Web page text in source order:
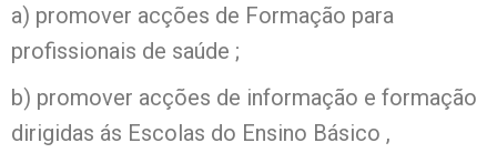
a) promover acções de Formação para
profissionais de saúde ;
b) promover acções de informação e formação
dirigidas ás Escolas do Ensino Básico ,